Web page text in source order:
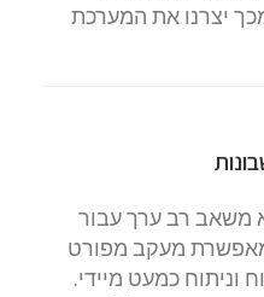
יצרנו את המערכת
משאב רב ערך עבור
מאפשרת מעקב מפורט
וניתוח כמעט מיידי.